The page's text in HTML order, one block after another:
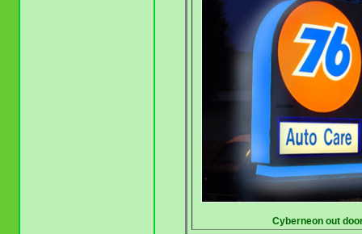
Cyberneon out